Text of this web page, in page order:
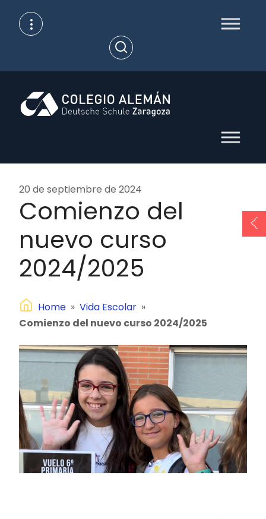
content
Open
Search
20 de septiembre de 2024
Comienzo del
nuevo curso
2024/2025
Home » Vida Escolar »
Comienzo del nuevo curso 2024/2025